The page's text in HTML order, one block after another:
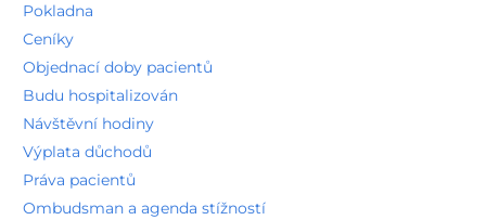
Pokladna
Ceníky
Objednací doby pacientů
Budu hospitalizován
Návštěvní hodiny
Výplata důchodů
Práva pacientů
Ombudsman a agenda stížností